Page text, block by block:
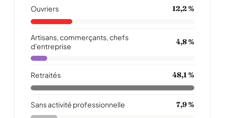
Ouvriers 12,2 %
Artisans, commerçants, chefs
d'entreprise
4,8 %
Retraités 48,1 %
Sans activité professionnelle 7,9 %